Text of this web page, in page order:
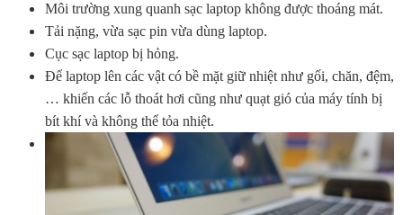
Môi trường xung quanh sạc laptop không được thoáng mát.
Tải nặng, vừa sạc pin vừa dùng laptop.
Cục sạc laptop bị hỏng.
Để laptop lên các vật có bề mặt giữ nhiệt như gối, chăn, đệm,
… khiến các lỗ thoát hơi cũng như quạt gió của máy tính bị
bít khí và không thể tỏa nhiệt.